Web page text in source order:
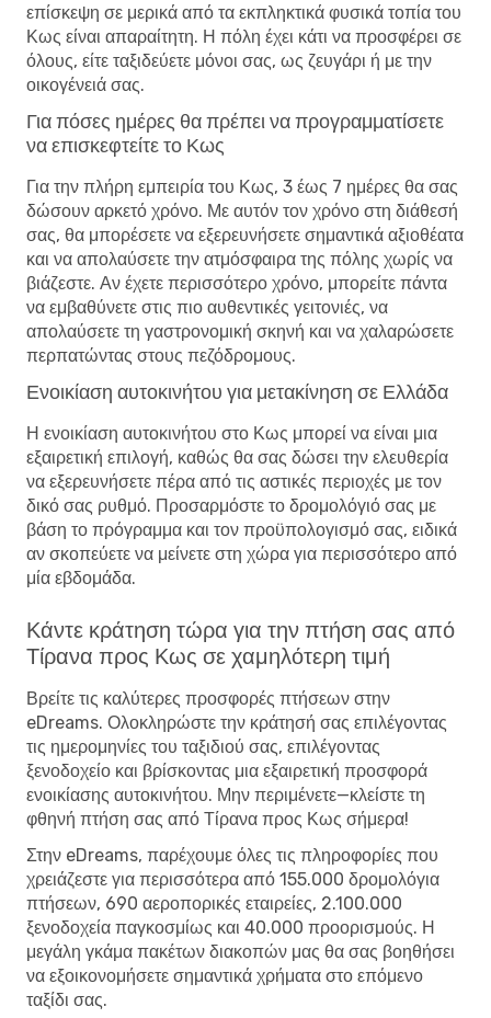
επίσκεψη σε μερικά από τα εκπληκτικά φυσικά τοπία του
Κως είναι απαραίτητη. Η πόλη έχει κάτι να προσφέρει σε
όλους, είτε ταξιδεύετε μόνοι σας, ως ζευγάρι ή με την
οικογένειά σας.
Για πόσες ημέρες θα πρέπει να προγραμματίσετε
να επισκεφτείτε το Κως
Για την πλήρη εμπειρία του Κως, 3 έως 7 ημέρες θα σας
δώσουν αρκετό χρόνο. Με αυτόν τον χρόνο στη διάθεσή
σας, θα μπορέσετε να εξερευνήσετε σημαντικά αξιοθέατα
και να απολαύσετε την ατμόσφαιρα της πόλης χωρίς να
βιάζεστε. Αν έχετε περισσότερο χρόνο, μπορείτε πάντα
να εμβαθύνετε στις πιο αυθεντικές γειτονιές, να
απολαύσετε τη γαστρονομική σκηνή και να χαλαρώσετε
περπατώντας στους πεζόδρομους.
Ενοικίαση αυτοκινήτου για μετακίνηση σε Ελλάδα
Η ενοικίαση αυτοκινήτου στο Κως μπορεί να είναι μια
εξαιρετική επιλογή, καθώς θα σας δώσει την ελευθερία
να εξερευνήσετε πέρα ​​από τις αστικές περιοχές με τον
δικό σας ρυθμό. Προσαρμόστε το δρομολόγιό σας με
βάση το πρόγραμμα και τον προϋπολογισμό σας, ειδικά
αν σκοπεύετε να μείνετε στη χώρα για περισσότερο από
μία εβδομάδα.
Κάντε κράτηση τώρα για την πτήση σας από
Τίρανα προς Κως σε χαμηλότερη τιμή
Βρείτε τις καλύτερες προσφορές πτήσεων στην
eDreams. Ολοκληρώστε την κράτησή σας επιλέγοντας
τις ημερομηνίες του ταξιδιού σας, επιλέγοντας
ξενοδοχείο και βρίσκοντας μια εξαιρετική προσφορά
ενοικίασης αυτοκινήτου. Μην περιμένετε—κλείστε τη
φθηνή πτήση σας από Τίρανα προς Κως σήμερα!
Στην eDreams, παρέχουμε όλες τις πληροφορίες που
χρειάζεστε για περισσότερα από 155.000 δρομολόγια
πτήσεων, 690 αεροπορικές εταιρείες, 2.100.000
ξενοδοχεία παγκοσμίως και 40.000 προορισμούς. Η
μεγάλη γκάμα πακέτων διακοπών μας θα σας βοηθήσει
να εξοικονομήσετε σημαντικά χρήματα στο επόμενο
ταξίδι σας.